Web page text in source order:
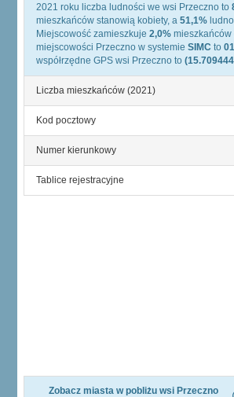
2021 roku liczba ludności we wsi Przeczno to
mieszkańców stanowią kobiety, a 51,1%
Miejscowość zamieszkuje 2,0% mieszkańców
miejscowości Przeczno w systemie SIMC to
współrzędne GPS wsi Przeczno to
Liczba mieszkańców (2021)
Kod pocztowy
Numer kierunkowy
Tablice rejestracyjne
Zobacz miasta w pobliżu wsi Przeczno